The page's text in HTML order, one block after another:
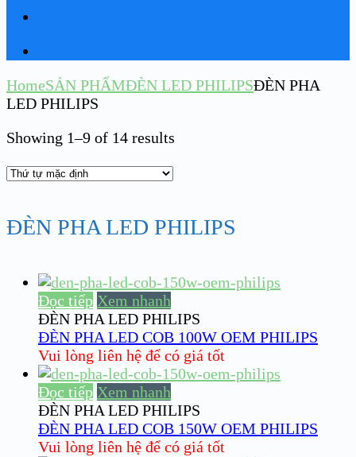
HomeSẢN PHẨMĐÈN LED PHILIPSĐÈN PHA
LED PHILIPS
Showing 1–9 of 14 results
ĐÈN PHA LED PHILIPS
Đọc tiếp Xem nhanh
ĐÈN PHA LED PHILIPS
ĐÈN PHA LED COB 100W OEM PHILIPS
Vui lòng liên hệ để có giá tốt
Đọc tiếp Xem nhanh
ĐÈN PHA LED PHILIPS
ĐÈN PHA LED COB 150W OEM PHILIPS
Vui lòng liên hệ để có giá tốt